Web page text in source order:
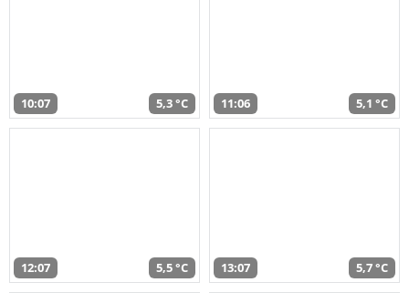
10:07 5,3 °C 11:06 5,1 °C
12:07 5,5 °C 13:07 5,7 °C